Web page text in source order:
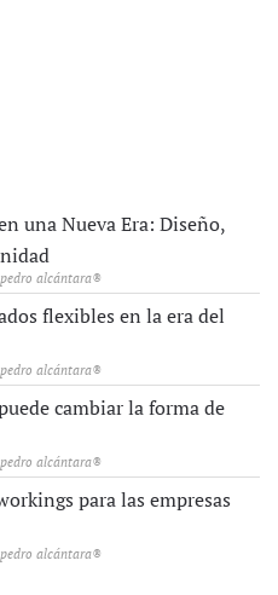
una Nueva Era: Diseño,
alcántara®
flexibles en la era del
alcántara®
cambiar la forma de
alcántara®
para las empresas
alcántara®